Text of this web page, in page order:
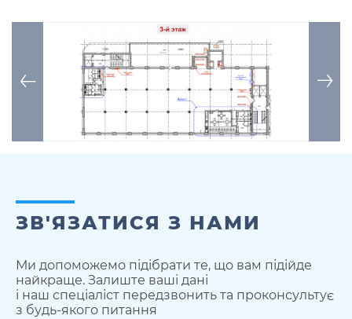
ЗВ'ЯЗАТИСЯ З НАМИ
Ми допоможемо підібрати те, що вам підійде
найкраще. Залиште ваші дані
і наш спеціаліст передзвонить та проконсультує
з будь-якого питання